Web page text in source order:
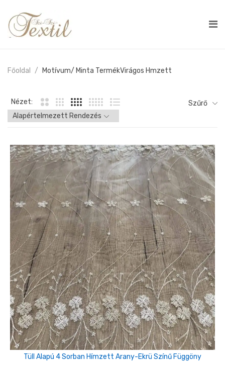
Főoldal Motívum/ Minta TermékVirágos Hmzett
Nézet: Szűrő
Tüll Alapú 4 Sorban Hímzett Arany-Ekrü Színű Függöny